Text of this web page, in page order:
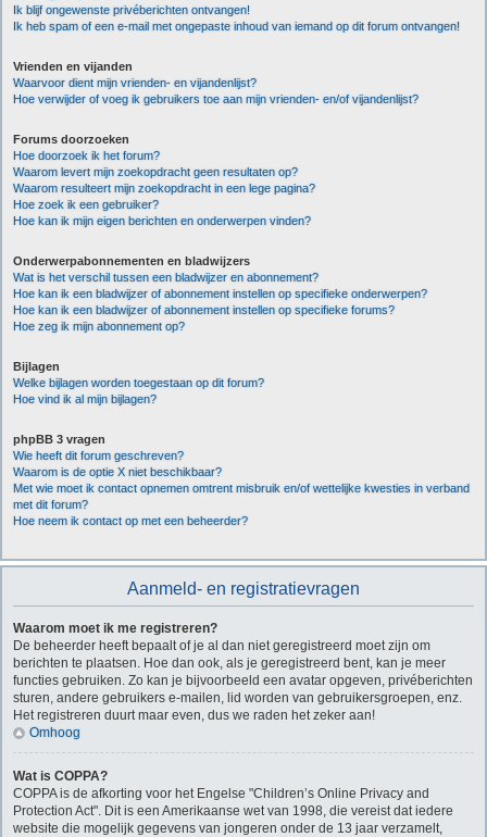
Ik blijf ongewenste privéberichten ontvangen!
Ik heb spam of een e-mail met ongepaste inhoud van iemand op dit forum ontvangen!
Vrienden en vijanden
Waarvoor dient mijn vrienden- en vijandenlijst?
Hoe verwijder of voeg ik gebruikers toe aan mijn vrienden- en/of vijandenlijst?
Forums doorzoeken
Hoe doorzoek ik het forum?
Waarom levert mijn zoekopdracht geen resultaten op?
Waarom resulteert mijn zoekopdracht in een lege pagina?
Hoe zoek ik een gebruiker?
Hoe kan ik mijn eigen berichten en onderwerpen vinden?
Onderwerpabonnementen en bladwijzers
Wat is het verschil tussen een bladwijzer en abonnement?
Hoe kan ik een bladwijzer of abonnement instellen op specifieke onderwerpen?
Hoe kan ik een bladwijzer of abonnement instellen op specifieke forums?
Hoe zeg ik mijn abonnement op?
Bijlagen
Welke bijlagen worden toegestaan op dit forum?
Hoe vind ik al mijn bijlagen?
phpBB 3 vragen
Wie heeft dit forum geschreven?
Waarom is de optie X niet beschikbaar?
Met wie moet ik contact opnemen omtrent misbruik en/of wettelijke kwesties in verband
met dit forum?
Hoe neem ik contact op met een beheerder?
Aanmeld- en registratievragen
Waarom moet ik me registreren?
De beheerder heeft bepaalt of je al dan niet geregistreerd moet zijn om
berichten te plaatsen. Hoe dan ook, als je geregistreerd bent, kan je meer
functies gebruiken. Zo kan je bijvoorbeeld een avatar opgeven, privéberichten
sturen, andere gebruikers e-mailen, lid worden van gebruikersgroepen, enz.
Het registreren duurt maar even, dus we raden het zeker aan!
Omhoog
Wat is COPPA?
COPPA is de afkorting voor het Engelse "Children’s Online Privacy and
Protection Act". Dit is een Amerikaanse wet van 1998, die vereist dat iedere
website die mogelijk gegevens van jongeren onder de 13 jaar verzamelt,